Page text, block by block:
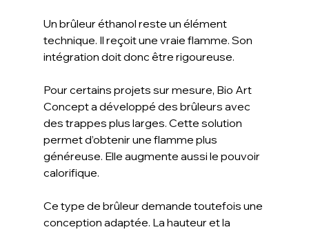
Un brûleur éthanol reste un élément
technique. Il reçoit une vraie flamme. Son
intégration doit donc être rigoureuse.
Pour certains projets sur mesure, Bio Art
Concept a développé des brûleurs avec
des trappes plus larges. Cette solution
permet d’obtenir une flamme plus
généreuse. Elle augmente aussi le pouvoir
calorifique.
Ce type de brûleur demande toutefois une
conception adaptée. La hauteur et la